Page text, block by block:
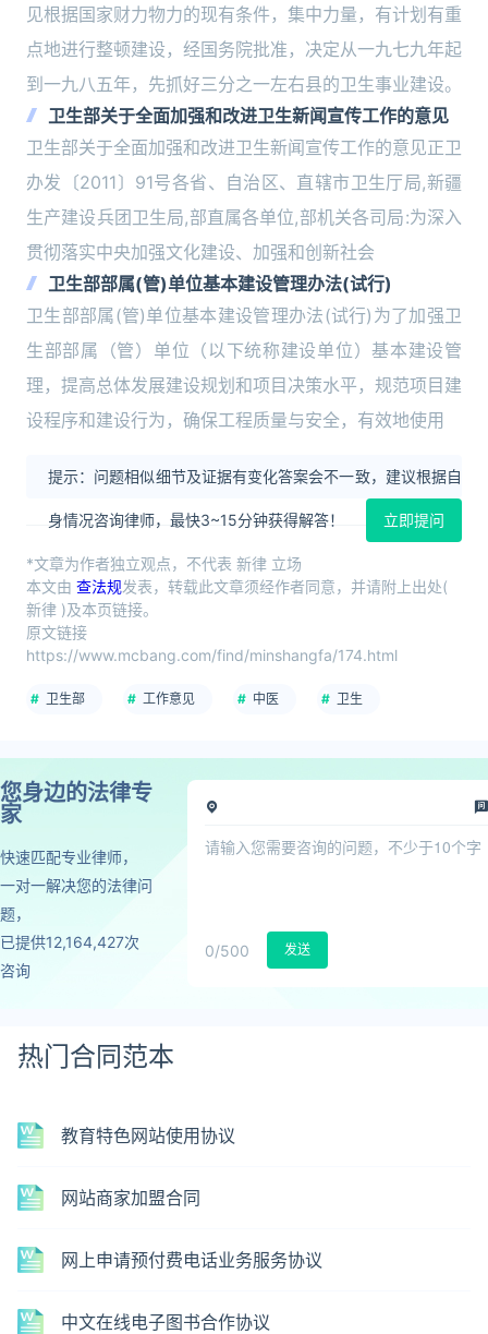
见根据国家财力物力的现有条件，集中力量，有计划有重
点地进行整顿建设，经国务院批准，决定从一九七九年起
到一九八五年，先抓好三分之一左右县的卫生事业建设。
卫生部关于全面加强和改进卫生新闻宣传工作的意见
卫生部关于全面加强和改进卫生新闻宣传工作的意见正卫
办发〔2011〕91号各省、自治区、直辖市卫生厅局,新疆
生产建设兵团卫生局,部直属各单位,部机关各司局:为深入
贯彻落实中央加强文化建设、加强和创新社会
卫生部部属(管)单位基本建设管理办法(试行)
卫生部部属(管)单位基本建设管理办法(试行)为了加强卫
生部部属（管）单位（以下统称建设单位）基本建设管
理，提高总体发展建设规划和项目决策水平，规范项目建
设程序和建设行为，确保工程质量与安全，有效地使用
提示：问题相似细节及证据有变化答案会不一致，建议根据自
身情况咨询律师，最快3~15分钟获得解答！ 立即提问
*文章为作者独立观点，不代表 新律 立场
本文由 查法规发表，转载此文章须经作者同意，并请附上出处(
新律 )及本页链接。
原文链接
https://www.mcbang.com/find/minshangfa/174.html
卫生部 工作意见 中医 卫生
您身边的法律专
家
快速匹配专业律师，
一对一解决您的法律问
题，
已提供12,164,427次
咨询
0/500 发送
热门合同范本
教育特色网站使用协议
网站商家加盟合同
网上申请预付费电话业务服务协议
中文在线电子图书合作协议